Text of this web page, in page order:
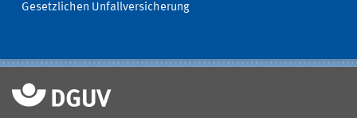
Gesetzlichen Unfallversicherung